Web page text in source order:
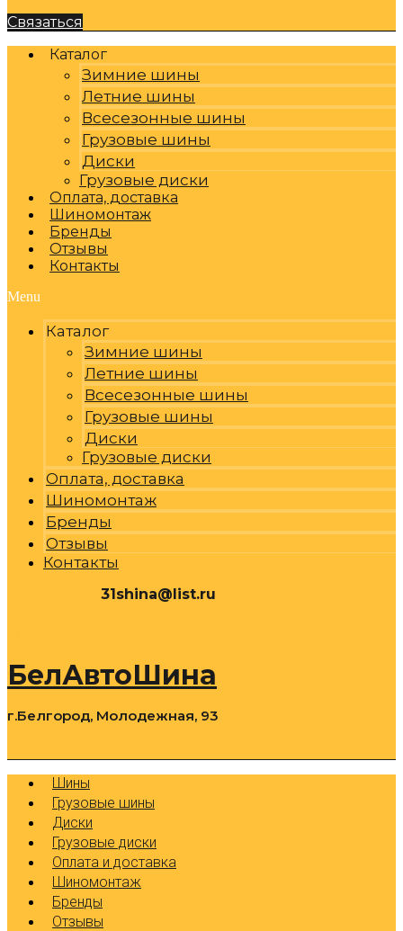
Связаться
Каталог
Зимние шины
Летние шины
Всесезонные шины
Грузовые шины
Диски
Грузовые диски
Оплата, доставка
Шиномонтаж
Бренды
Отзывы
Контакты
Menu
Каталог
Зимние шины
Летние шины
Всесезонные шины
Грузовые шины
Диски
Грузовые диски
Оплата, доставка
Шиномонтаж
Бренды
Отзывы
Контакты
31shina@list.ru
БелАвтоШина
г.Белгород, Молодежная, 93
Шины
Грузовые шины
Диски
Грузовые диски
Оплата и доставка
Шиномонтаж
Бренды
Отзывы